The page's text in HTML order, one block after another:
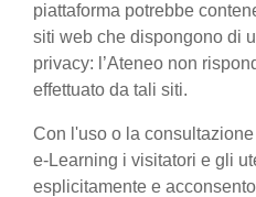
piattaforma potrebbe
siti web che dispongono di
privacy: l’Ateneo non
effettuato da tali siti.
Con l'uso o la
e-Learning i visitatori e gli
esplicitamente e